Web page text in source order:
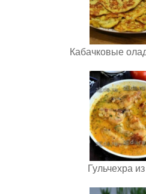
Кабачковые
Гульчехра